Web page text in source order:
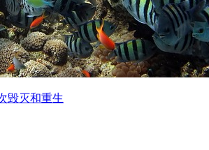
毁灭和重生